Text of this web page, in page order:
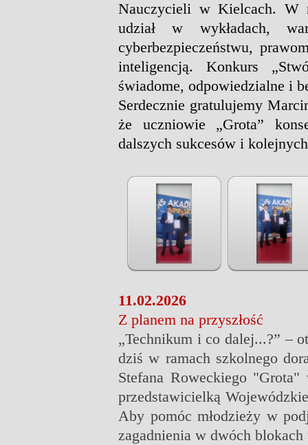
Nauczycieli w Kielcach. W
udział w wykładach,
cyberbezpieczeństwu,
inteligencją. Konkurs
świadome, odpowiedzialne i
Serdecznie gratulujemy
że uczniowie „Grota”
dalszych sukcesów i
11.02.2026
Z planem na przyszłość
„Technikum i co dalej...?” –
dziś w ramach szkolnego
Stefana Roweckiego
przedstawicielką
Aby pomóc młodzieży w
zagadnienia w dwóch